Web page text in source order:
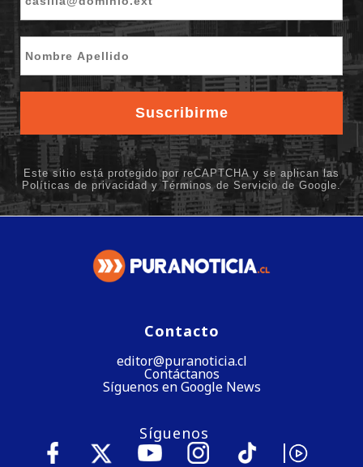
Contacto
editor@puranoticia.cl
Contáctanos
Síguenos en Google News
Síguenos